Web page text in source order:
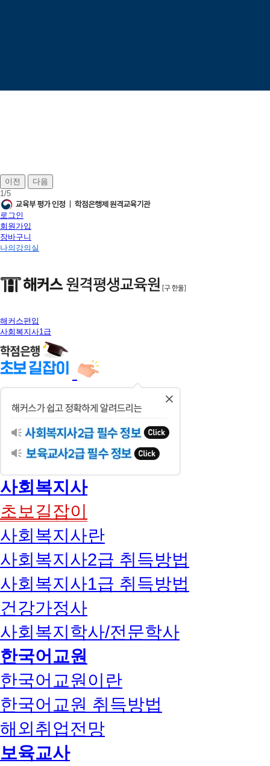
이전
다음
1/5
로그인
회원가입
장바구니
나의강의실
해커스편입
사회복지사1급
사회복지사
초보길잡이
사회복지사란
사회복지사2급 취득방법
사회복지사1급 취득방법
건강가정사
사회복지학사/전문학사
한국어교원
한국어교원이란
한국어교원 취득방법
해외취업전망
보육교사